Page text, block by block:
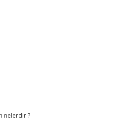
nelerdir ?